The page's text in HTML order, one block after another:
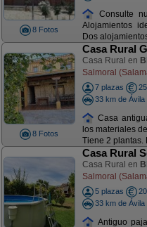
8 Fotos
Consulte
Alojamientos
Dos
8 Fotos
Casa Rural
Casa Rural en
Salmoral
7 plazas
33 km de Ávila
Casa
los materiales
Tiene 2 plantas.
Casa Rural
Casa Rural en
Salmoral
5 plazas
33 km de Ávila
Antiguo